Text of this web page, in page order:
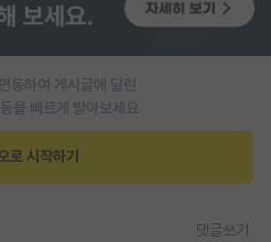
동하여 게시글에 달린
을 빠르게 받아보세요
로 시작하기
댓글쓰기